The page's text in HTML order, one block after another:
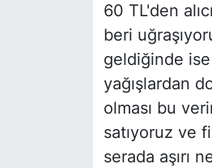
60 TL'den
beri
geldiğinde ise
yağışlardan
olması bu
satıyoruz ve
serada aşırı